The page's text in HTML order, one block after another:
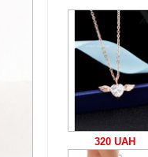
320 UAH